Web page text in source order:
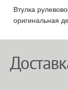
Втулка
оригинальная